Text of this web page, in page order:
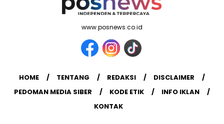
www.posnews.co.id
HOME TENTANG REDAKSI
DISCLAIMER
PEDOMAN MEDIA SIBER
KODE ETIK
INFO IKLAN
KONTAK